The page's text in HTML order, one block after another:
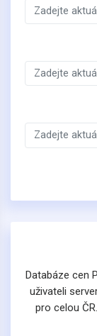
Databáze cen
uživateli
pro celou